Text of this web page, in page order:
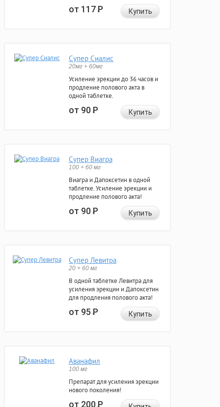
от 117Р Купить
Супер Сиалис
20мг + 60мг
Усиление эрекции до 36 часов и
продление полового акта в
одной таблетке.
от 90Р Купить
Супер Виагра
100 + 60 мг
Виагра и Дапоксетин в одной
таблетке. Усиление эрекции и
продление полового акта!
от 90Р Купить
Супер Левитра
20 + 60 мг
В одной таблетке Левитра для
усиления эрекции и Дапоксетин
для продления полового акта!
от 95Р Купить
Аванафил
100 мг
Препарат для усиления эрекции
нового поколения!
от 200Р